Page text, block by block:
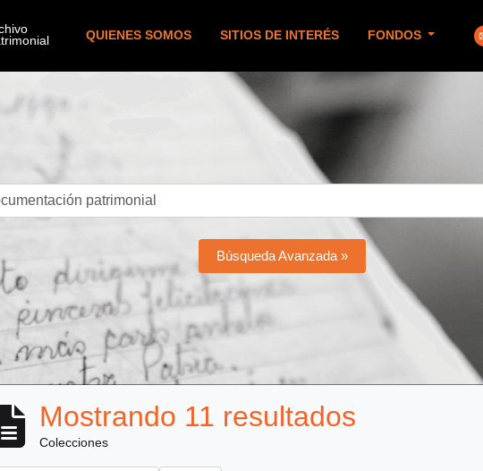
QUIENES SOMOS SITIOS DE INTERÉS FONDOS
Búsqueda Avanzada »
Mostrando 11 resultados
Colecciones